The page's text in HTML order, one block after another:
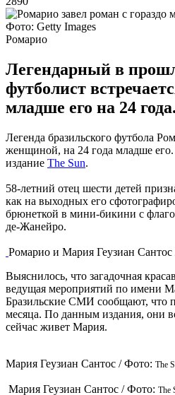
Фото: Getty Images
Ромарио
Легендарный в
футболист
младше его на 24 года.
Легенда бразильского футбола
женщиной, на 24 года младше
издание The Sun.
58-летний отец шести детей
как на выходных его
брюнеткой в мини-бикини с
де-Жанейро.
Ромарио и Мария Геузиан
Выяснилось, что загадочная
ведущая мероприятий по имени
Бразильские СМИ сообщают, что
месяца. По данным издания, они
сейчас живет Мария.
Мария Геузиан Сантос / Фото: The
Мария Геузиан Сантос / Фото: The